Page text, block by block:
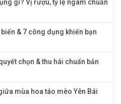
gì? Vị rượu, tỷ lệ ngâm chuẩn
& 7 công dụng khiến bạn
chọn & thu hái chuẩn bản
mùa hoa táo mèo Yên Bái